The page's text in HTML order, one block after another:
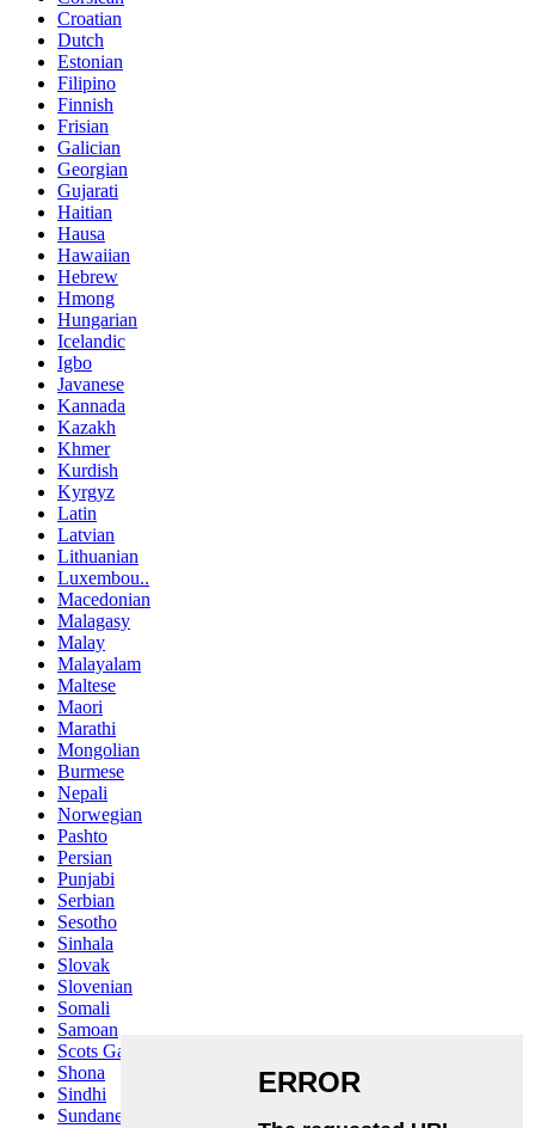
Croatian
Dutch
Estonian
Filipino
Finnish
Frisian
Galician
Georgian
Gujarati
Haitian
Hausa
Hawaiian
Hebrew
Hmong
Hungarian
Icelandic
Igbo
Javanese
Kannada
Kazakh
Khmer
Kurdish
Kyrgyz
Latin
Latvian
Lithuanian
Luxembou..
Macedonian
Malagasy
Malay
Malayalam
Maltese
Maori
Marathi
Mongolian
Burmese
Nepali
Norwegian
Pashto
Persian
Punjabi
Serbian
Sesotho
Sinhala
Slovak
Slovenian
Somali
Samoan
Scots Gaelic
Shona
Sindhi
Sundanese